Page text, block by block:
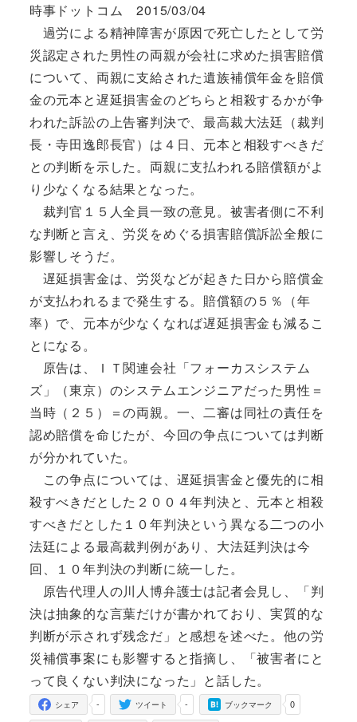
時事ドットコム 2015/03/04
過労による精神障害が原因で死亡したとして労
災認定された男性の両親が会社に求めた損害賠償
について、両親に支給された遺族補償年金を賠償
金の元本と遅延損害金のどちらと相殺するかが争
われた訴訟の上告審判決で、最高裁大法廷（裁判
長・寺田逸郎長官）は４日、元本と相殺すべきだ
との判断を示した。両親に支払われる賠償額がよ
り少なくなる結果となった。
裁判官１５人全員一致の意見。被害者側に不利
な判断と言え、労災をめぐる損害賠償訴訟全般に
影響しそうだ。
遅延損害金は、労災などが起きた日から賠償金
が支払われるまで発生する。賠償額の５％（年
率）で、元本が少なくなれば遅延損害金も減るこ
とになる。
原告は、ＩＴ関連会社「フォーカスシステム
ズ」（東京）のシステムエンジニアだった男性＝
当時（２５）＝の両親。一、二審は同社の責任を
認め賠償を命じたが、今回の争点については判断
が分かれていた。
この争点については、遅延損害金と優先的に相
殺すべきだとした２００４年判決と、元本と相殺
すべきだとした１０年判決という異なる二つの小
法廷による最高裁判例があり、大法廷判決は今
回、１０年判決の判断に統一した。
原告代理人の川人博弁護士は記者会見し、「判
決は抽象的な言葉だけが書かれており、実質的な
判断が示されず残念だ」と感想を述べた。他の労
災補償事案にも影響すると指摘し、「被害者にと
って良くない判決になった」と話した。
-
シェア -
ツイート 0
ブックマーク